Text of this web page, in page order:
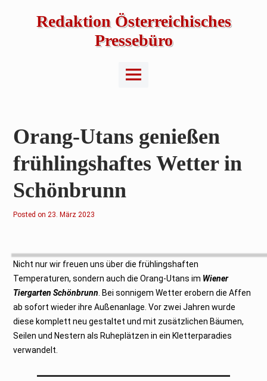
Redaktion Österreichisches
Pressebüro
Main
Menu
Orang-Utans genießen
frühlingshaftes Wetter in
Schönbrunn
Posted on2
r
z
2
0
2
3
23. März 2023
Nicht nur wir freuen uns über die frühlingshaften
Temperaturen, sondern auch die Orang-Utans im Wiener
Tiergarten Schönbrunn . Bei sonnigem Wetter erobern die Affen
ab sofort wieder ihre Außenanlage. Vor zwei Jahren wurde
diese komplett neu gestaltet und mit zusätzlichen Bäumen,
Seilen und Nestern als Ruheplätzen in ein Kletterparadies
verwandelt.